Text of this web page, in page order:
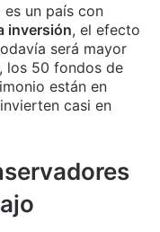
es un país con
inversión, el efecto
será mayor
los 50 fondos de
están en
casi en